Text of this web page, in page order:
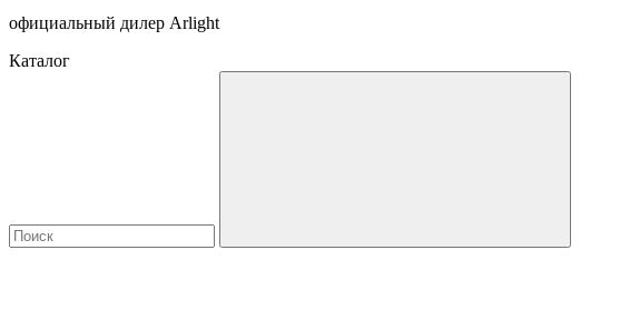
официальный дилер Arlight
Каталог